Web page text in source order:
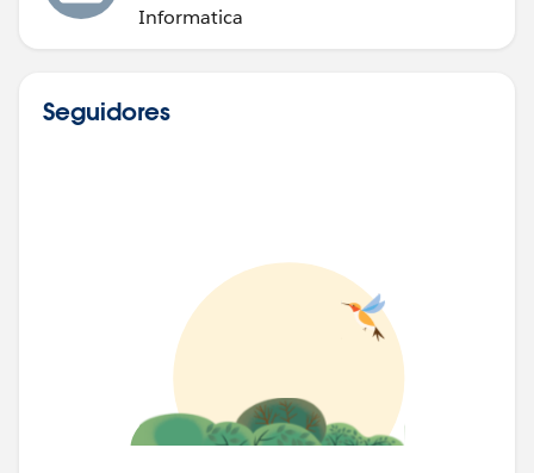
Informatica
Seguidores